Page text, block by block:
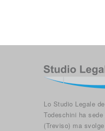
Lo Studio Legale
Todeschini ha
(Treviso) ma